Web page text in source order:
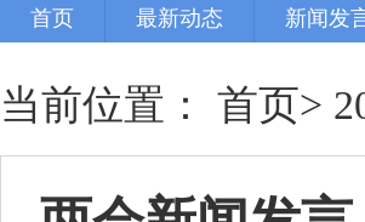
当前位置： 首页>